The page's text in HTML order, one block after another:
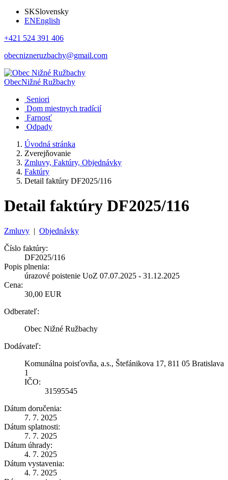
SKSlovensky
ENEnglish
+421 524 391 406
obecnizneruzbachy@gmail.com
ObecNižné Ružbachy
Seniori
Dom miestnych tradícií
Farnosť
Odpady
Úvodná stránka
Zverejňovanie
Zmluvy, Faktúry, Objednávky
Faktúry
Detail faktúry DF2025/116
Detail faktúry DF2025/116
Zmluvy | Objednávky
Číslo faktúry:
DF2025/116
Popis plnenia:
úrazové poistenie UoZ 07.07.2025 - 31.12.2025
Cena:
30,00 EUR
Odberateľ:
Obec Nižné Ružbachy
Dodávateľ:
Komunálna poisťovňa, a.s., Štefánikova 17, 811 05 Bratislava
1
IČO:
31595545
Dátum doručenia:
7. 7. 2025
Dátum splatnosti:
7. 7. 2025
Dátum úhrady:
4. 7. 2025
Dátum vystavenia:
4. 7. 2025